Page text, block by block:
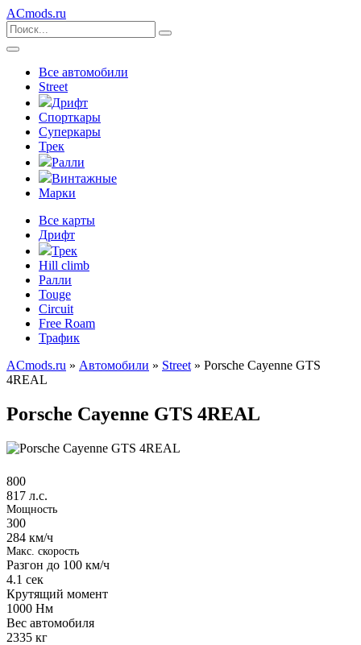
ACmods.ru
Все автомобили
Street
Дрифт
Спорткары
Суперкары
Трек
Ралли
Винтажные
Марки
Все карты
Дрифт
Трек
Hill climb
Ралли
Touge
Circuit
Free Roam
Трафик
ACmods.ru » Автомобили » Street » Porsche Cayenne GTS
4REAL
Porsche Cayenne GTS 4REAL
800
817 л.с.
Мощность
300
284 км/ч
Макс. скорость
Разгон до 100 км/ч
4.1 сек
Крутящий момент
1000 Нм
Вес автомобиля
2335 кг